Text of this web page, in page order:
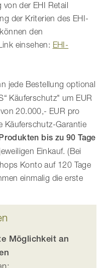
der EHI Retail
der Kriterien des EHI-
den
einsehen: EHI-
jede Bestellung optional
Käuferschutz" um EUR
20.000,- EUR pro
Käuferschutz-Garantie
bis zu 90 Tage
Einkauf. (Bei
Konto auf 120 Tage
einmalig die erste
Möglichkeit an